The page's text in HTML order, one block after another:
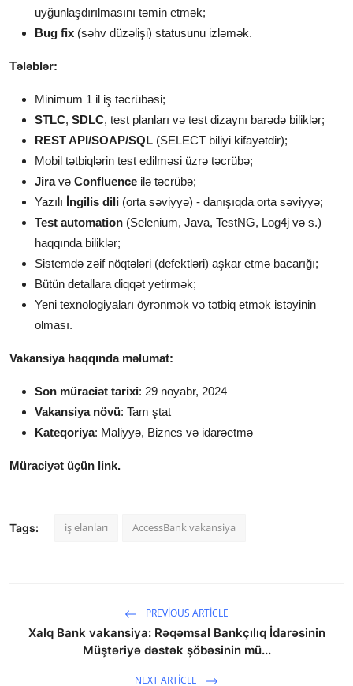
uyğunlaşdırılmasını təmin etmək;
Bug fix (səhv düzəlişi) statusunu izləmək.
Tələblər:
Minimum 1 il iş təcrübəsi;
STLC, SDLC, test planları və test dizaynı barədə biliklər;
REST API/SOAP/SQL (SELECT biliyi kifayətdir);
Mobil tətbiqlərin test edilməsi üzrə təcrübə;
Jiravə Confluence ilə təcrübə;
Yazılı İngilis dili (orta səviyyə) - danışıqda orta səviyyə;
Test automation (Selenium, Java, TestNG, Log4j və s.)
haqqında biliklər;
Sistemdə zəif nöqtələri (defektləri) aşkar etmə bacarığı;
Bütün detallara diqqət yetirmək;
Yeni texnologiyaları öyrənmək və tətbiq etmək istəyinin
olması.
Vakansiya haqqında məlumat:
Son müraciət tarixi: 29 noyabr, 2024
Vakansiya növü: Tam ştat
Kateqoriya: Maliyyə, Biznes və idarəetmə
Müraciyət üçün link.
Tags: iş elanları AccessBank vakansiya
PREVIOUS ARTICLE
Xalq Bank vakansiya: Rəqəmsal Bankçılıq İdarəsinin
Müştəriyə dəstək şöbəsinin mü...
NEXT ARTICLE